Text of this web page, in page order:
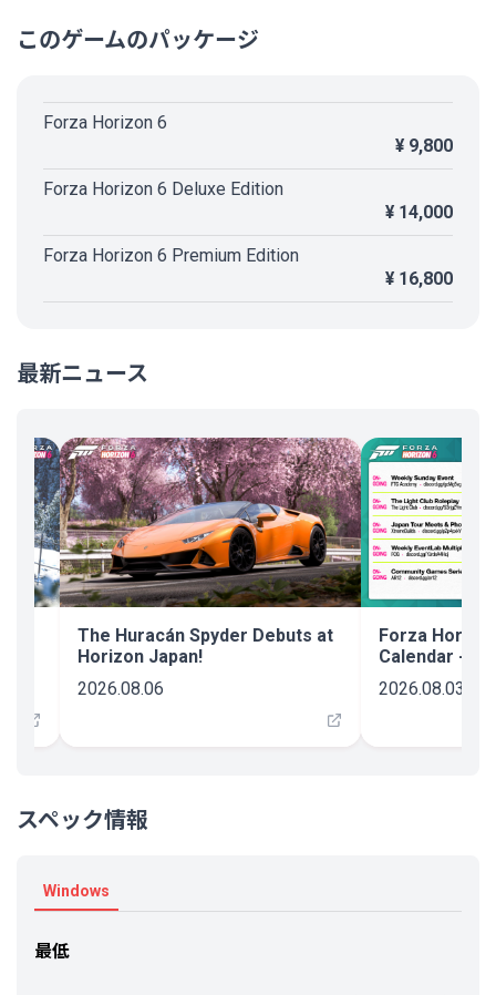
て当時思ってました。今回ゲームを遊んで改めて考えてみれば、単なる車好き
な人たちだったんだな～と感えを改めました。
パークを舞台にしたり、ラリーＸモードでAI車から逃げ回って鬼ごっこレース
とか、ゼビウスのマップで敵攻撃を避けて走り抜けたり、パックマンモードで
ゴーストカーと戦ったり、Forza Horizonのお祭りカーレースゲームから着想
このゲームのパッケージ
Forza Horizon 6
¥ 9,800
Forza Horizon 6 Deluxe Edition
¥ 14,000
Forza Horizon 6 Premium Edition
¥ 16,800
最新ニュース
The Huracán Spyder Debuts at
Horizon Japan!
2026.08.06
Forza
Calendar -
2026.08.03
スペック情報
Windows
最低